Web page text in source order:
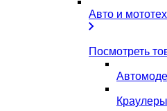
Авто и
Посмотреть